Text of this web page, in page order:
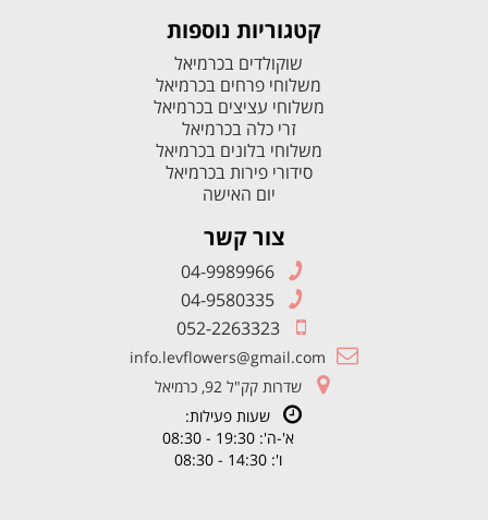
קטגוריות נוספות
שוקולדים בכרמיאל
משלוחי פרחים בכרמיאל
משלוחי עציצים בכרמיאל
זרי כלה בכרמיאל
משלוחי בלונים בכרמיאל
סידורי פירות בכרמיאל
יום האישה
צור קשר
04-9989966
04-9580335
052-2263323
info.levflowers@gmail.com
שדרות קק"ל 92, כרמיאל
שעות פעילות:
א'-ה': 19:30 - 08:30
ו': 14:30 - 08:30